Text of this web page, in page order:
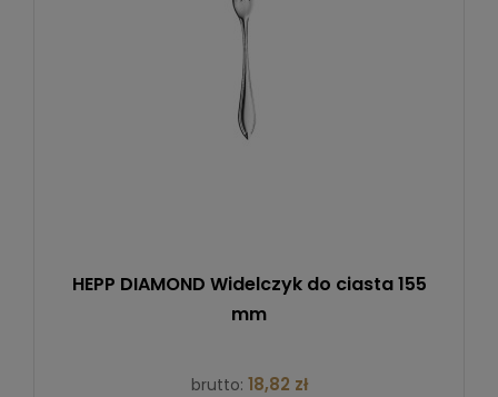
HEPP DIAMOND Widelczyk do ciasta 155
mm
brutto: 18,82 zł